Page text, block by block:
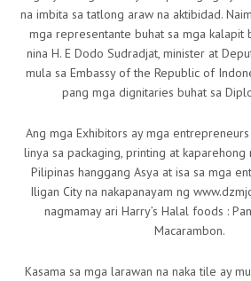
na imbita sa tatlong araw na aktibidad.
mga representante buhat sa mga kalapit
nina H. E Dodo Sudradjat, minister at
mula sa Embassy of the Republic of
pang mga dignitaries buhat sa
Ang mga Exhibitors ay mga
linya sa packaging, printing at kaparehong
Pilipinas hanggang Asya at isa sa mga
Iligan City na nakapanayam ng
nagmamay ari Harry’s Halal foods :
Macarambon.
Kasama sa mga larawan na naka tile ay